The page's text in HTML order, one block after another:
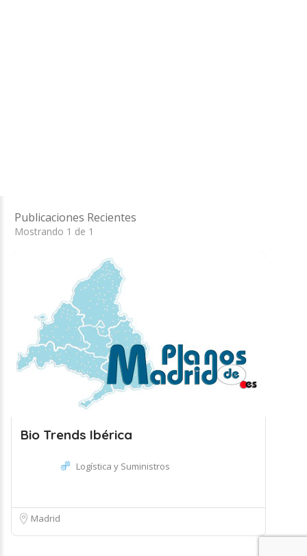
Publicaciones Recientes
Mostrando 1 de 1
Bio Trends Ibérica
Logística y Suministros
Madrid